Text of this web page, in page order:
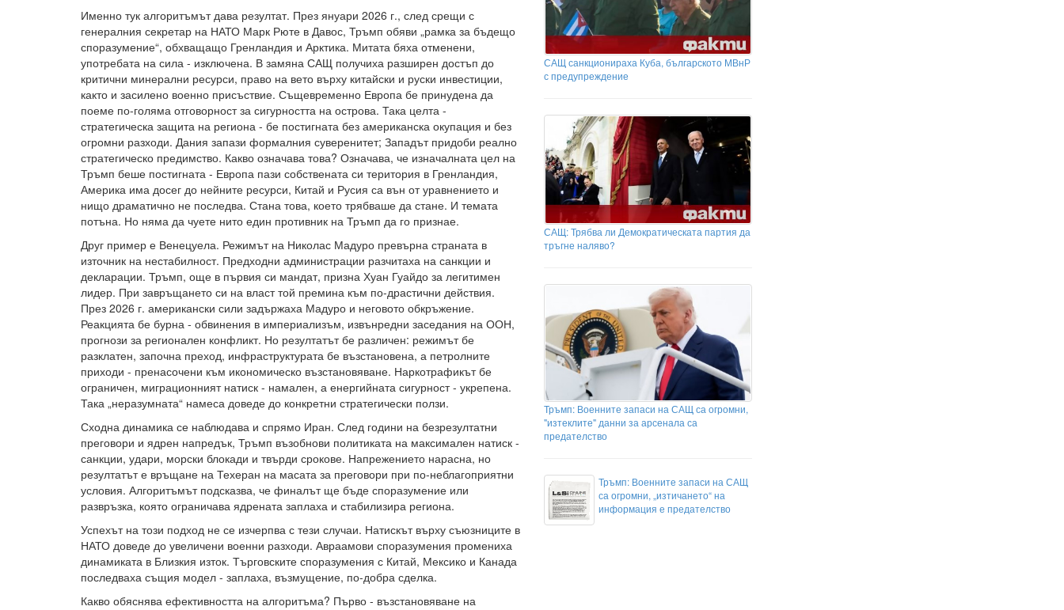
Именно тук алгоритъмът дава резултат. През януари 2026 г., след срещи с
генералния секретар на НАТО Марк Рюте в Давос, Тръмп обяви „рамка за бъдещо
споразумение“, обхващащо Гренландия и Арктика. Митата бяха отменени,
употребата на сила - изключена. В замяна САЩ получиха разширен достъп до
критични минерални ресурси, право на вето върху китайски и руски инвестиции,
както и засилено военно присъствие. Същевременно Европа бе принудена да
поеме по-голяма отговорност за сигурността на острова. Така целта -
стратегическа защита на региона - бе постигната без американска окупация и без
огромни разходи. Дания запази формалния суверенитет; Западът придоби реално
стратегическо предимство. Какво означава това? Означава, че изначалната цел на
Тръмп беше постигната - Европа пази собствената си територия в Гренландия,
Америка има досег до нейните ресурси, Китай и Русия са вън от уравнението и
нищо драматично не последва. Стана това, което трябваше да стане. И темата
потъна. Но няма да чуете нито един противник на Тръмп да го признае.
Друг пример е Венецуела. Режимът на Николас Мадуро превърна страната в
източник на нестабилност. Предходни администрации разчитаха на санкции и
декларации. Тръмп, още в първия си мандат, призна Хуан Гуайдо за легитимен
лидер. При завръщането си на власт той премина към по-драстични действия.
През 2026 г. американски сили задържаха Мадуро и неговото обкръжение.
Реакцията бе бурна - обвинения в империализъм, извънредни заседания на ООН,
прогнози за регионален конфликт. Но резултатът бе различен: режимът бе
разклатен, започна преход, инфраструктурата бе възстановена, а петролните
приходи - пренасочени към икономическо възстановяване. Наркотрафикът бе
ограничен, миграционният натиск - намален, а енергийната сигурност - укрепена.
Така „неразумната“ намеса доведе до конкретни стратегически ползи.
Сходна динамика се наблюдава и спрямо Иран. След години на безрезултатни
преговори и ядрен напредък, Тръмп възобнови политиката на максимален натиск -
санкции, удари, морски блокади и твърди срокове. Напрежението нарасна, но
резултатът е връщане на Техеран на масата за преговори при по-неблагоприятни
условия. Алгоритъмът подсказва, че финалът ще бъде споразумение или
развръзка, която ограничава ядрената заплаха и стабилизира региона.
Успехът на този подход не се изчерпва с тези случаи. Натискът върху съюзниците в
НАТО доведе до увеличени военни разходи. Авраамови споразумения промениха
динамиката в Близкия изток. Търговските споразумения с Китай, Мексико и Канада
последваха същия модел - заплаха, възмущение, по-добра сделка.
Какво обяснява ефективността на алгоритъма? Първо - възстановяване на
САЩ санкционираха Куба, българското МВнР
с предупреждение
САЩ: Трябва ли Демократическата партия да
тръгне наляво?
Тръмп: Военните запаси на САЩ са огромни,
"изтеклите" данни за арсенала са
предателство
Тръмп: Военните запаси на САЩ
са огромни, „изтичането“ на
информация е предателство